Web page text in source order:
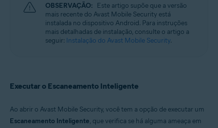
OBSERVAÇÃO: Este artigo supõe que a versão
mais recente do Avast Mobile Security está
instalada no dispositivo Android. Para instruções
mais detalhadas de instalação, consulte o artigo a
seguir: Instalação do Avast Mobile Security.
Executar o Escaneamento Inteligente
Ao abrir o Avast Mobile Security, você tem a opção de executar um
Escaneamento Inteligente, que verifica se há alguma ameaça em